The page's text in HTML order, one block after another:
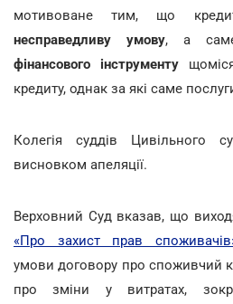
мотивоване тим, що
несправедливу умову, а
фінансового інструменту
кредиту, однак за які саме
Колегія суддів Цивільного
висновком апеляції.
Верховний Суд вказав, що
«Про захист прав
умови договору про споживчий
про зміни у витратах,